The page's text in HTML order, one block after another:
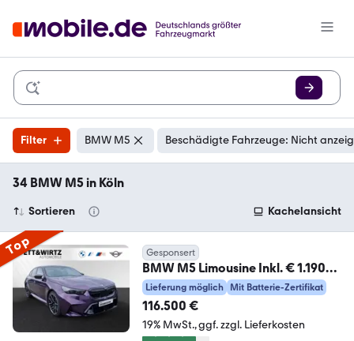
Filter BMW M5 Beschädigte Fahrzeuge: Nicht
34 BMW M5 in Köln
Sortieren Kachelansicht
Top Gesponsert
BMW M5 Limousine Inkl. € 1.190
Zubehörbonus**Daytona
Lieferung möglich Mit Batterie-Zertifikat
116.500 €
19% MwSt. ggf. zzgl. Lieferkosten